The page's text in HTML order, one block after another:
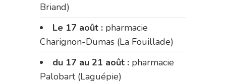
Briand)
Le 17 août : pharmacie
Charignon-Dumas (La Fouillade)
du 17 au 21 août : pharmacie
Palobart (Laguépie)